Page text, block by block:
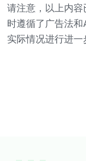
请注意，以上内
时遵循了广告法
实际情况进行进一